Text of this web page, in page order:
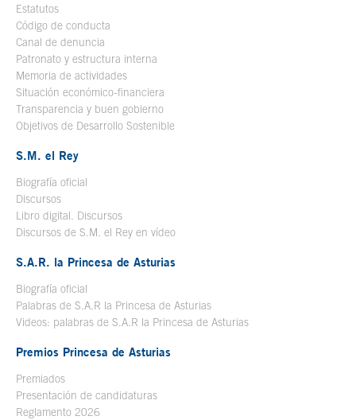
Estatutos
Código de conducta
Canal de denuncia
Patronato y estructura interna
Memoria de actividades
Situación económico-financiera
Transparencia y buen gobierno
Objetivos de Desarrollo Sostenible
S.M. el Rey
Biografía oficial
Discursos
Libro digital. Discursos
Discursos de S.M. el Rey en vídeo
S.A.R. la Princesa de Asturias
Biografía oficial
Palabras de S.A.R la Princesa de Asturias
Videos: palabras de S.A.R la Princesa de Asturias
Premios Princesa de Asturias
Premiados
Presentación de candidaturas
Reglamento 2026